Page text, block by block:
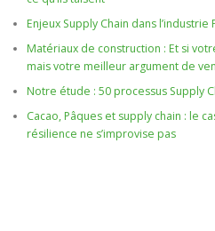
Enjeux Supply Chain dans
Matériaux de construction : Et si
mais votre meilleur argument de
Notre étude : 50 processus Supply
Cacao, Pâques et supply chain : le
résilience ne s’improvise pas